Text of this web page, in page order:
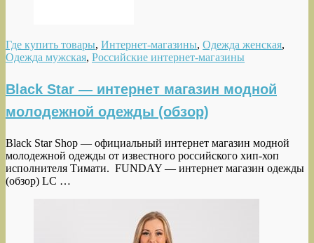
Где купить товары, Интернет-магазины, Одежда женская,
Одежда мужская, Российские интернет-магазины
Black Star — интернет магазин модной
молодежной одежды (обзор)
Black Star Shop — официальный интернет магазин модной
молодежной одежды от известного российского хип-хоп
исполнителя Тимати. FUNDAY — интернет магазин одежды
(обзор) LC …